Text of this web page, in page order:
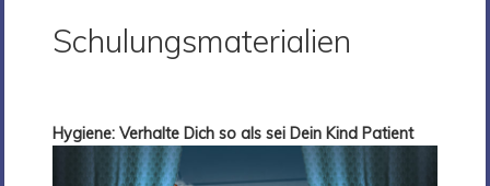
Schulungsmaterialien
Hygiene: Verhalte Dich so als sei Dein Kind Patient